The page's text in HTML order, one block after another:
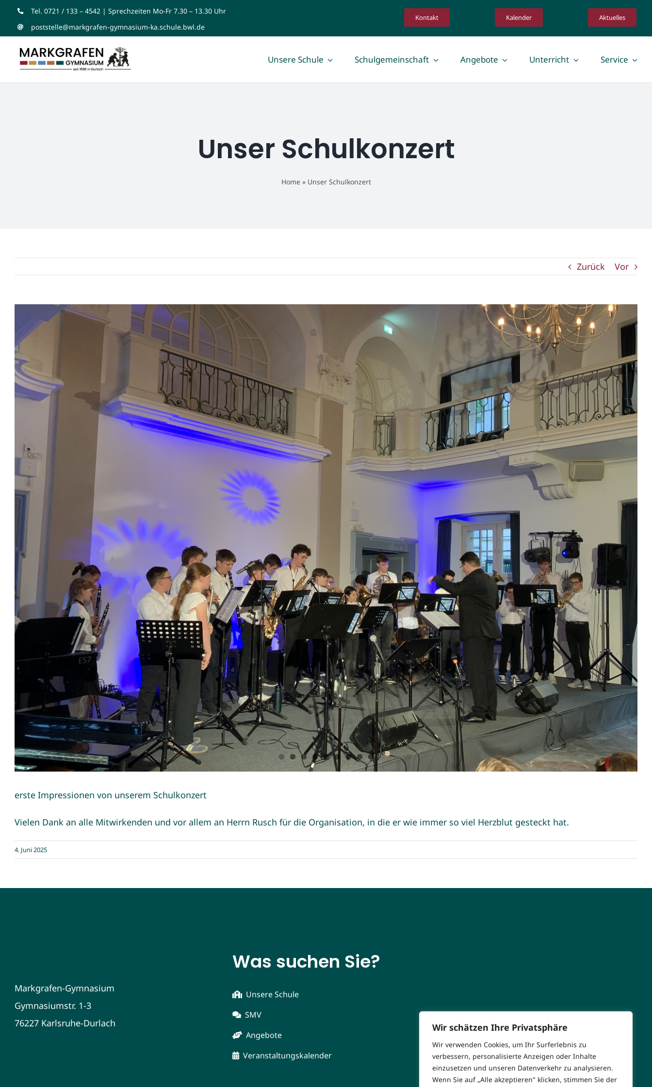
Wir schätzen Ihre Privatsphäre
Wir verwenden Cookies, um Ihr Surferlebnis zu
verbessern, personalisierte Anzeigen oder Inhalte
einzusetzen und unseren Datenverkehr zu analysieren.
Wenn Sie auf „Alle akzeptieren" klicken, stimmen Sie der
Zum
Inhalt
Tel. 0721 / 133 – 4542 | Sprechzeiten Mo-Fr 7.30 – 13.30 Uhr
poststelle@markgrafen-gymnasium-ka.schule.bwl.de
Kontakt Kalender Aktuelles
Unsere Schule Schulgemeinschaft
Ehemalige
Angebote Unterricht Service
Unser Schulkonzert
Home» Unser Schulkonzert
Zurück Vor
grösseres
Bild
erste Impressionen von unserem Schulkonzert
Vielen Dank an alle Mitwirkenden und vor allem an Herrn Rusch für die Organisation, in die er wie immer so viel Herzblut gesteckt hat.
4. Juni 2025
Markgrafen-Gymnasium
Gymnasiumstr. 1-3
76227 Karlsruhe-Durlach
Was suchen Sie?
Unsere Schule
SMV
Angebote
Veranstaltungskalender